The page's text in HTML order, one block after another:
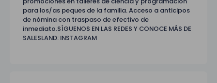
para los/as peques de la familia. Acceso a anticipos
de nómina con traspaso de efectivo de
inmediato.SÍGUENOS EN LAS REDES Y CONOCE MÁS DE
SALESLAND: INSTAGRAM